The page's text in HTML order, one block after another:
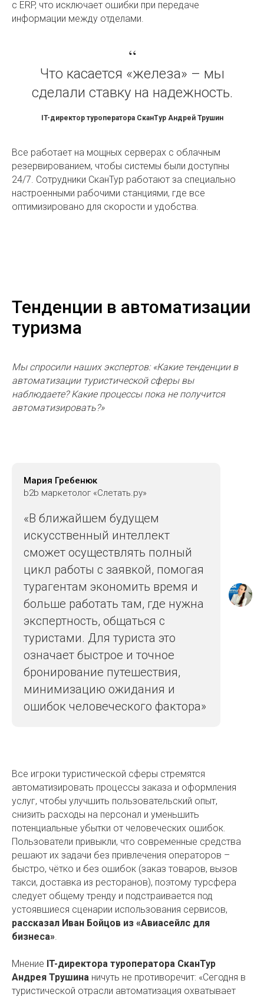
с ERP, что исключает ошибки при передаче
информации между отделами.
“
Что касается «железа» – мы
сделали ставку на надежность.
IT-директор туроператора СканТур Андрей Трушин
Все работает на мощных серверах с облачным
резервированием, чтобы системы были доступны
24/7. Сотрудники СканТур работают за специально
настроенными рабочими станциями, где все
оптимизировано для скорости и удобства.
Тенденции в автоматизации
туризма
Мы спросили наших экспертов: «Какие тенденции в
автоматизации туристической сферы вы
наблюдаете? Какие процессы пока не получится
автоматизировать?»
Мария Гребенюк
b2b маркетолог «Слетать.ру»
«В ближайшем будущем
искусственный интеллект
сможет осуществлять полный
цикл работы с заявкой, помогая
турагентам экономить время и
больше работать там, где нужна
экспертность, общаться с
туристами. Для туриста это
означает быстрое и точное
бронирование путешествия,
минимизацию ожидания и
ошибок человеческого фактора»
Все игроки туристической сферы стремятся
автоматизировать процессы заказа и оформления
услуг, чтобы улучшить пользовательский опыт,
снизить расходы на персонал и уменьшить
потенциальные убытки от человеческих ошибок.
Пользователи привыкли, что современные средства
решают их задачи без привлечения операторов –
быстро, чётко и без ошибок (заказ товаров, вызов
такси, доставка из ресторанов), поэтому турсфера
следует общему тренду и подстраивается под
устоявшиеся сценарии использования сервисов,
рассказал Иван Бойцов из «Авиасейлс для
бизнеса»
Мнение IT-директора туроператора СканТур
Андрея Трушина ничуть не противоречит: «Сегодня в
туристической отрасли автоматизация охватывает